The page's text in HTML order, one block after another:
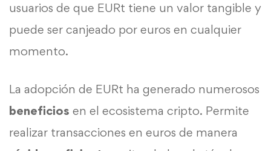
usuarios de que EURt tiene un valor tangible y
puede ser canjeado por euros en cualquier
momento.
La adopción de EURt ha generado numerosos
beneficios en el ecosistema cripto. Permite
realizar transacciones en euros de manera